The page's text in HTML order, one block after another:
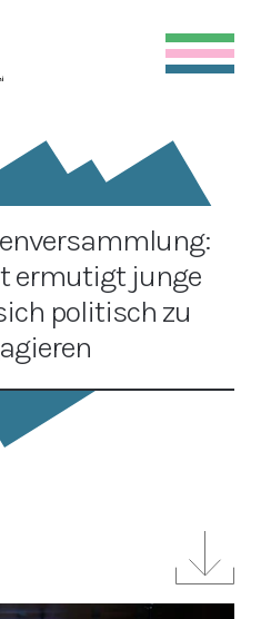
ermutigt junge
politisch zu